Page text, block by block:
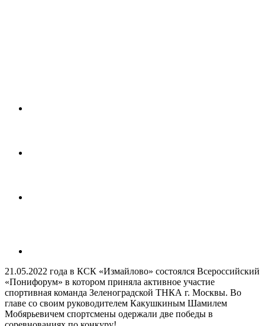
21.05.2022 года в КСК «Измайлово» состоялся Всероссийский
«Понифорум» в котором приняла активное участие
спортивная команда Зеленоградской ТНКА г. Москвы. Во
главе со своим руководителем Какушкиным Шамилем
Мобярьевичем спортсмены одержали две победы в